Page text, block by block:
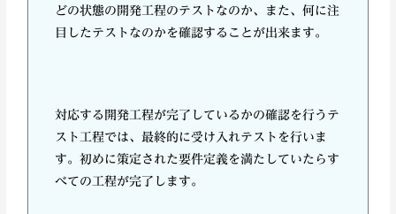
どの状態の開発工程のテストなのか、また、何に注
目したテストなのかを確認することが出来ます。
対応する開発工程が完了しているかの確認を行うテ
スト工程では、最終的に受け入れテストを行いま
す。初めに策定された要件定義を満たしていたらす
べての工程が完了します。